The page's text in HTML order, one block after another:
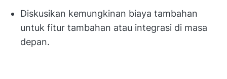
Diskusikan kemungkinan biaya tambahan
untuk fitur tambahan atau integrasi di masa
depan.